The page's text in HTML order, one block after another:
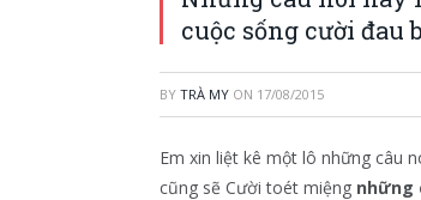
cuộc sống cười đau
BY TRÀ MY ON 17/08/2015
Em xin liệt kê một lô những câu
cũng sẽ Cười toét miệng những